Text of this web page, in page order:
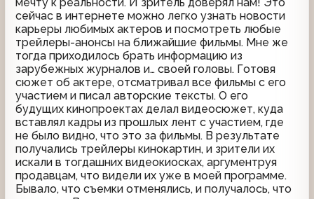
сейчас в интернете можно легко узнать новости
карьеры любимых актеров и посмотреть любые
трейлеры-анонсы на ближайшие фильмы. Мне же
тогда приходилось брать информацию из
зарубежных журналов и… своей головы. Готовя
сюжет об актере, отсматривал все фильмы с его
участием и писал авторские тексты. О его
будущих кинопроектах делал видеосюжет, куда
вставлял кадры из прошлых лент с участием, где
не было видно, что это за фильмы. В результате
получались трейлеры кинокартин, и зрители их
искали в тогдашних видеокиосках, аргументруя
продавцам, что видели их уже в моей программе.
Бывало, что съемки отменялись, и получалось, что